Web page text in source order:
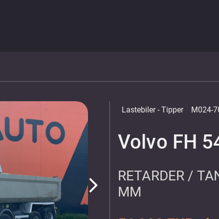
arrow_forward_ios
Lastebiler- Tipper M024-
Volvo FH
RETARDER /
MM